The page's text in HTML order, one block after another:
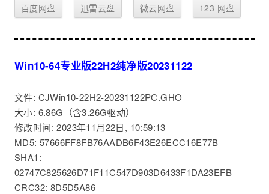
百度网盘 迅雷云盘 微云网盘 123 网盘
Win10-64专业版22H2纯净版20231122
文件: CJWin10-22H2-20231122PC.GHO
大小: 6.86G（含3.26G驱动）
修改时间: 2023年11月22日, 10:59:13
MD5: 57666FF8FB76AADB6F43E26ECC16E77B
SHA1:
02747C825626D71F11C547D903D6433F1DA23EFB
CRC32: 8D5D5A86